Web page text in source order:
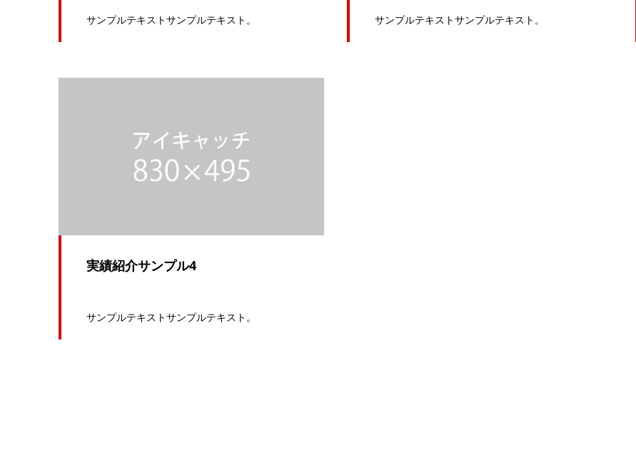
サンプルテキストサンプルテキスト。 サンプルテキストサンプルテキスト。
実績紹介サンプル4
サンプルテキストサンプルテキスト。